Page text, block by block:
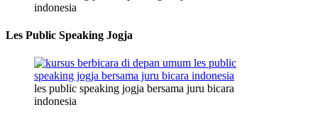
indonesia
Les Public Speaking Jogja
les public speaking jogja bersama juru bicara
indonesia